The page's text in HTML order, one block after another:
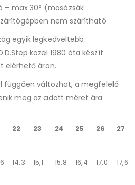
– max 30° (mosózsák
nem szárítható
egyik legkedveltebb
közel 1980 óta készít
elérhető áron.
függően változhat, a megfelelő
meg az adott méret ára
22 23 24 25 26 27
14,3 15,1 15,8 16,4 17,0 17,6